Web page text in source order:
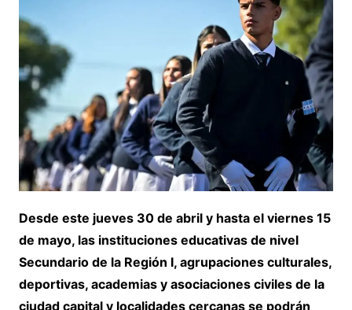
Desde este jueves 30 de abril y hasta el viernes 15
de mayo, las instituciones educativas de nivel
Secundario de la Región I, agrupaciones culturales,
deportivas, academias y asociaciones civiles de la
ciudad capital y localidades cercanas se podrán